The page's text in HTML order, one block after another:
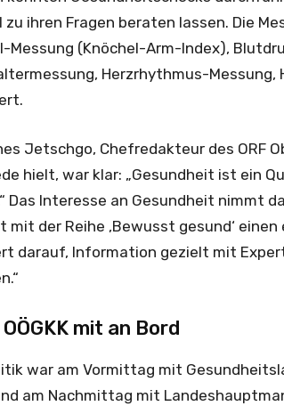
zu ihren Fragen beraten lassen. Die
Messung (Knöchel-Arm-Index),
Herzrhythmus-
Jetschgo, Chefredakteur des ORF
hielt, war klar: „Gesundheit ist ein
Das Interesse an Gesundheit nimmt
mit der Reihe ‚Bewusst gesund‘
darauf, Information gezielt mit
mit an Bord
war am Vormittag mit
am Nachmittag mit